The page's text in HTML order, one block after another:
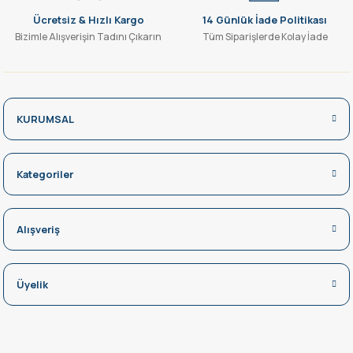
Ücretsiz & Hızlı Kargo
Bizimle Alışverişin Tadını Çıkarın
14 Günlük İade Politikası
Tüm Siparişlerde Kolay İade
KURUMSAL
Kategoriler
Alışveriş
Üyelik